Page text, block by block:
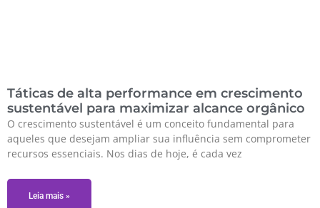
Táticas de alta performance em crescimento
sustentável para maximizar alcance orgânico
O crescimento sustentável é um conceito fundamental para
aqueles que desejam ampliar sua influência sem comprometer
recursos essenciais. Nos dias de hoje, é cada vez
Leia mais »